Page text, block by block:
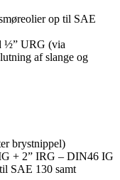
op til SAE
½” URG (via
af slange og
brystnippel)
+ 2” IRG – DIN46 IG
SAE 130 samt